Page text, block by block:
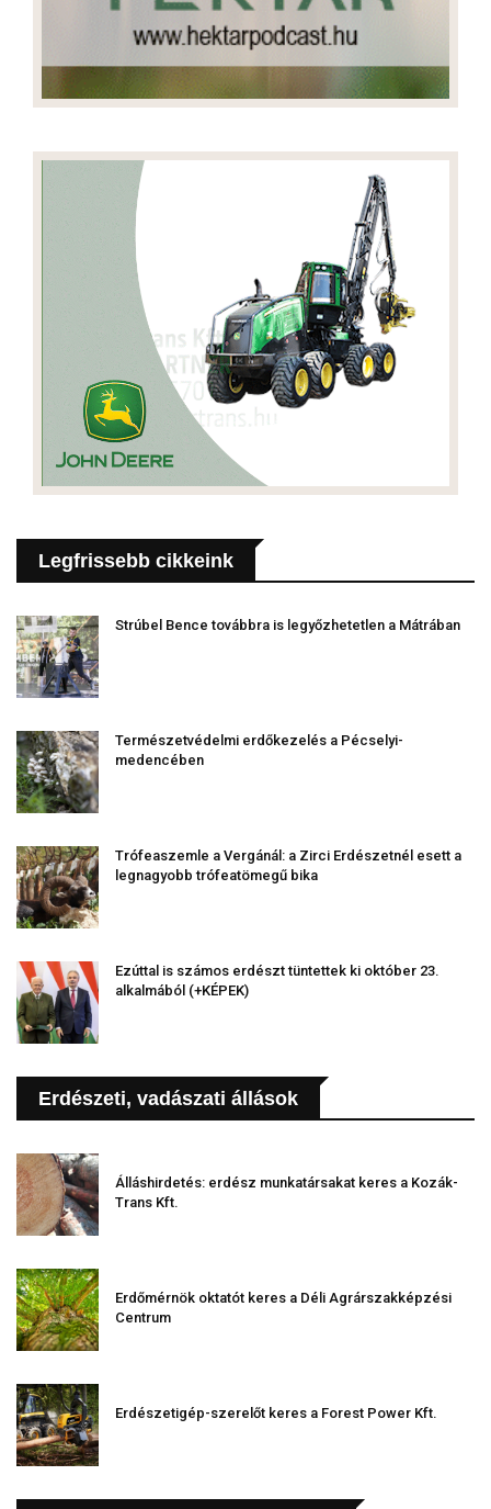
Legfrissebb cikkeink
Strúbel Bence továbbra is legyőzhetetlen a Mátrában
Természetvédelmi erdőkezelés a Pécselyi-
medencében
Trófeaszemle a Vergánál: a Zirci Erdészetnél esett a
legnagyobb trófeatömegű bika
Ezúttal is számos erdészt tüntettek ki október 23.
alkalmából (+KÉPEK)
Erdészeti, vadászati állások
Álláshirdetés: erdész munkatársakat keres a Kozák-
Trans Kft.
Erdőmérnök oktatót keres a Déli Agrárszakképzési
Centrum
Erdészetigép-szerelőt keres a Forest Power Kft.